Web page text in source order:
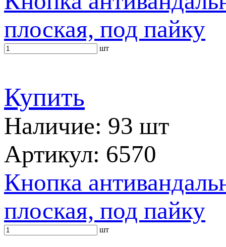
плоская, под пайку
шт
Купить
Наличие: 93 шт
Артикул: 6570
Кнопка
плоская, под пайку
шт